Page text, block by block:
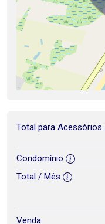
Total para Acessórios
Condomínio
Total / Mês
Venda